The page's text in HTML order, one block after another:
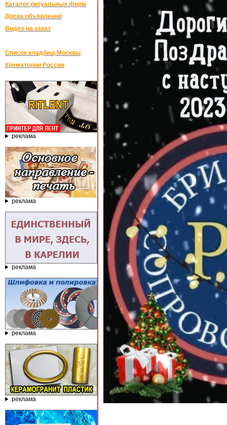
Каталог ритуальных фирм
Доска объявлений
Видео на заказ
Список кладбищ Москвы
Крематории России
реклама
реклама
реклама
реклама
реклама